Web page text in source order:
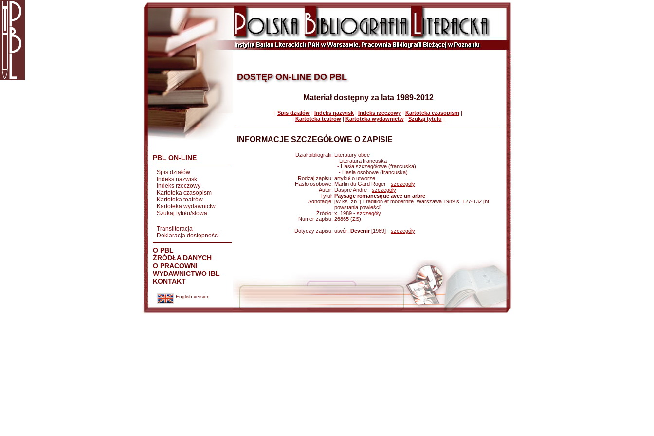
PBL ON-LINE
Spis działów
Indeks nazwisk
Indeks rzeczowy
Kartoteka czasopism
Kartoteka teatrów
Kartoteka wydawnictw
Szukaj tytułu/słowa
Transliteracja
Deklaracja dostępności
O PBL
ŹRÓDŁA DANYCH
O PRACOWNI
WYDAWNICTWO IBL
KONTAKT
English version
DOSTĘP ON-LINE DO PBL
Materiał dostępny za lata 1989-2012
| Spis działów | Indeks nazwisk | Indeks rzeczowy | Kartoteka czasopism |
| Kartoteka teatrów| Kartoteka wydawnictw| Szukaj tytułu |
INFORMACJE SZCZEGÓŁOWE O ZAPISIE
Dział bibliografii: Literatury obce
- Literatura francuska
- Hasła szczegółowe (francuska)
- Hasła osobowe (francuska)
Rodzaj zapisu: artykuł o utworze
Hasło osobowe: Martin du Gard Roger - szczegóły
Autor: Daspre Andre - szczegóły
Tytuł: Paysage romanesque avec un arbre
Adnotacje: [W ks. zb.:] Tradition et modernite. Warszawa 1989 s. 127-132 [nt.
powstania powieści]
Źródło: x, 1989 - szczegóły
Numer zapisu: 26865 (ZS)
Dotyczy zapisu: utwór: Devenir[1989] - szczegóły